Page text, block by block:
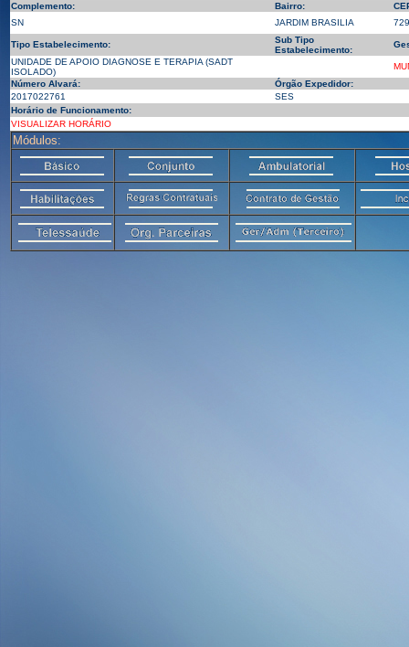
Complemento:
Bairro:
SN
JARDIM BRASILIA
Tipo Estabelecimento:
Sub Tipo
Estabelecimento:
UNIDADE DE APOIO DIAGNOSE E TERAPIA (SADT
ISOLADO)
Número Alvará:
Órgão Expedidor:
2017022761
SES
Horário de Funcionamento:
VISUALIZAR HORÁRIO
Módulos: